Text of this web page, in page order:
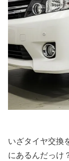
いざタイヤ交換
にあるんだっけ